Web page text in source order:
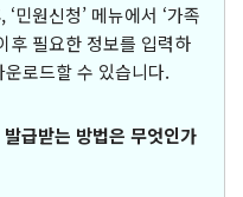
민원신청’ 메뉴에서 ‘가족
후 필요한 정보를 입력하
로드할 수 있습니다.
급받는 방법은 무엇인가